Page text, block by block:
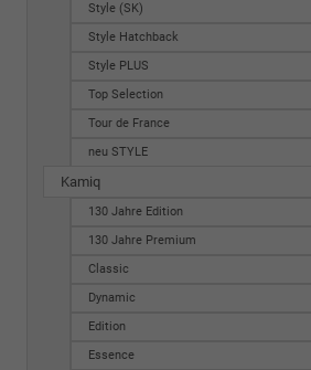
Style (SK)
Style Hatchback
Style PLUS
Top Selection
Tour de France
neu STYLE
Kamiq
130 Jahre Edition
130 Jahre Premium
Classic
Dynamic
Edition
Essence